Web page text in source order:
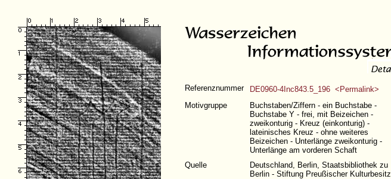
Referenznummer
DE0960-4Inc843.5_196 <Permalink>
Motivgruppe
Buchstaben/Ziffern - ein Buchstabe -
Buchstabe Y - frei, mit Beizeichen -
zweikonturig - Kreuz (einkonturig) -
lateinisches Kreuz - ohne weiteres
Beizeichen - Unterlänge zweikonturig -
Unterlänge am vorderen Schaft
Quelle
Deutschland, Berlin, Staatsbibliothek zu
Berlin - Stiftung Preußischer Kulturbesitz